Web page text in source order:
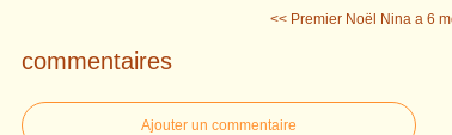
<< Premier Noël Nina a 6
commentaires
Ajouter un commentaire